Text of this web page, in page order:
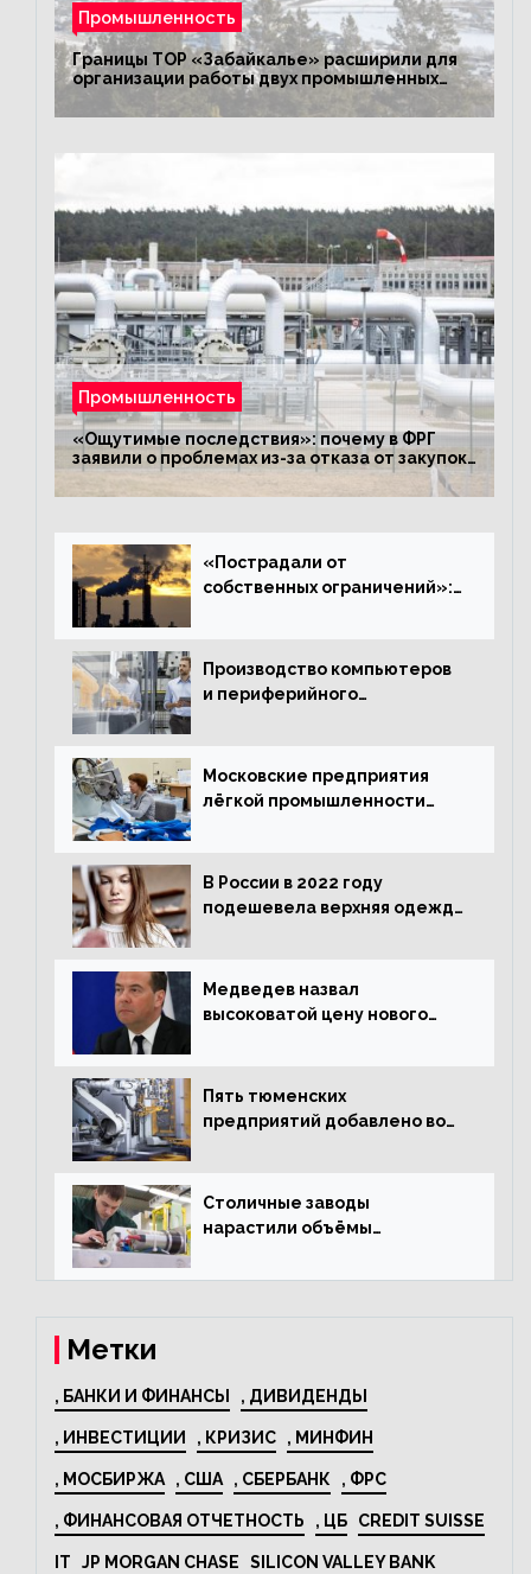
Промышленность
Границы ТОР «Забайкалье» расширили для
организации работы двух промышленных
предприятий
Промышленность
«Ощутимые последствия»: почему в ФРГ
заявили о проблемах из-за отказа от закупок
российского газа
«Пострадали от
собственных ограничений»:
промышленности
Производство компьютеров
и периферийного
Московские предприятия
лёгкой промышленности
В России в 2022 году
подешевела верхняя одежда
Медведев назвал
высоковатой цену нового
Пять тюменских
предприятий добавлено во
туризма
Столичные заводы
нарастили объёмы
электрооборудования на
Метки
, БАНКИ И ФИНАНСЫ , ДИВИДЕНДЫ
, ИНВЕСТИЦИИ , КРИЗИС , МИНФИН
, МОСБИРЖА , США , СБЕРБАНК , ФРС
, ФИНАНСОВАЯ ОТЧЕТНОСТЬ , ЦБ CREDIT SUISSE
IT JP MORGAN CHASE SILICON VALLEY BANK